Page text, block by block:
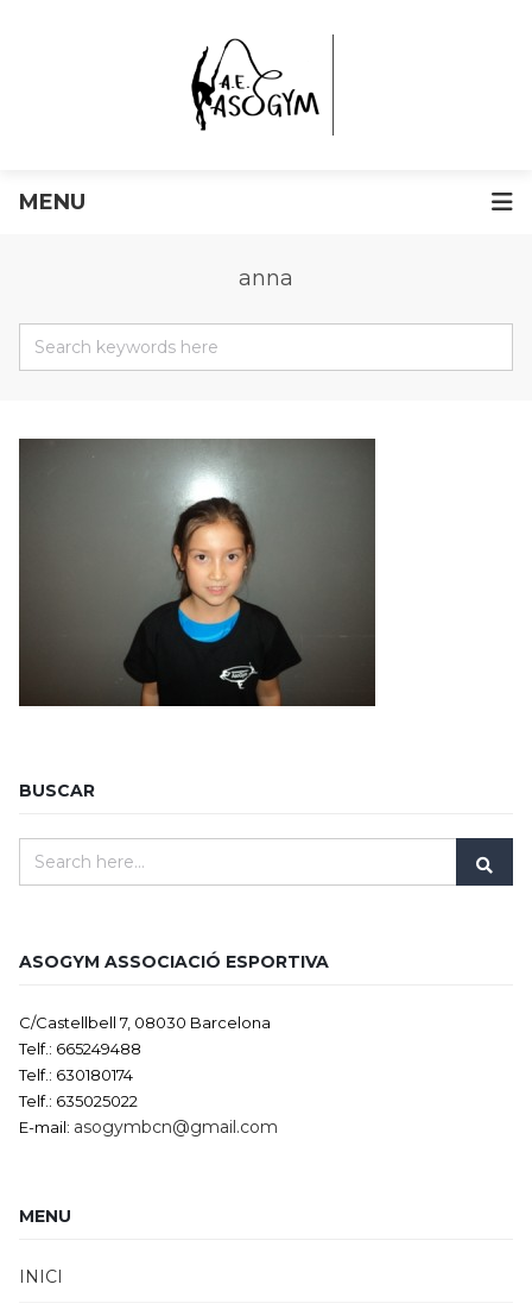
MENU
anna
BUSCAR
ASOGYM ASSOCIACIÓ ESPORTIVA
C/Castellbell 7, 08030 Barcelona
Telf.: 665249488
Telf.: 630180174
Telf.: 635025022
E-mail: asogymbcn@gmail.com
MENU
INICI